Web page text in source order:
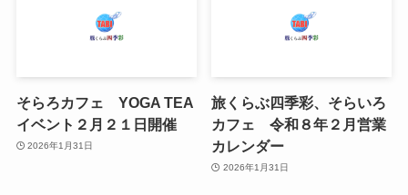
そらろカフェ YOGA TEA
イベント２月２１日開催
2026年1月31日
旅くらぶ四季彩、そらいろ
カフェ 令和８年２月営業
カレンダー
2026年1月31日